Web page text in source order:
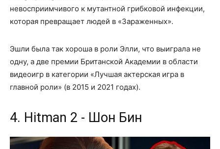
невосприимчивого к мутантной грибковой инфекции,
которая превращает людей в «Зараженных».
Эшли была так хороша в роли Элли, что выиграла не
одну, а две премии Британской Академии в области
видеоигр в категории «Лучшая актерская игра в
главной роли» (в 2015 и 2021 годах).
4. Hitman 2 - Шон Бин